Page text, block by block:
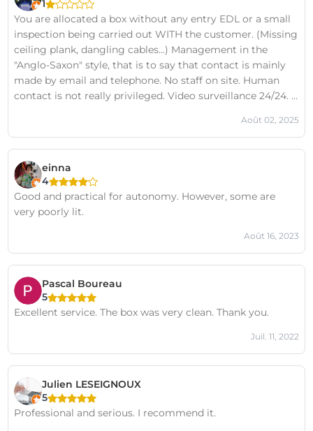
1
You are allocated a box without any entry EDL or a small
inspection being carried out WITH the customer. (Missing
ceiling plank, dangling cables...) Management in the
"Anglo-Saxon" style, that is to say that contact is mainly
made by email and telephone. No staff on site. Human
contact is not really privileged. Video surveillance 24/24. It
ratio, and/or rather security/price, in this specific case, is
still very average.
Août 02, 2025
einna
4
Good and practical for autonomy. However, some are
very poorly lit.
Août 16, 2023
Pascal Boureau
5
Excellent service. The box was very clean. Thank you.
Juil. 11, 2022
Julien LESEIGNOUX
5
Professional and serious. I recommend it.